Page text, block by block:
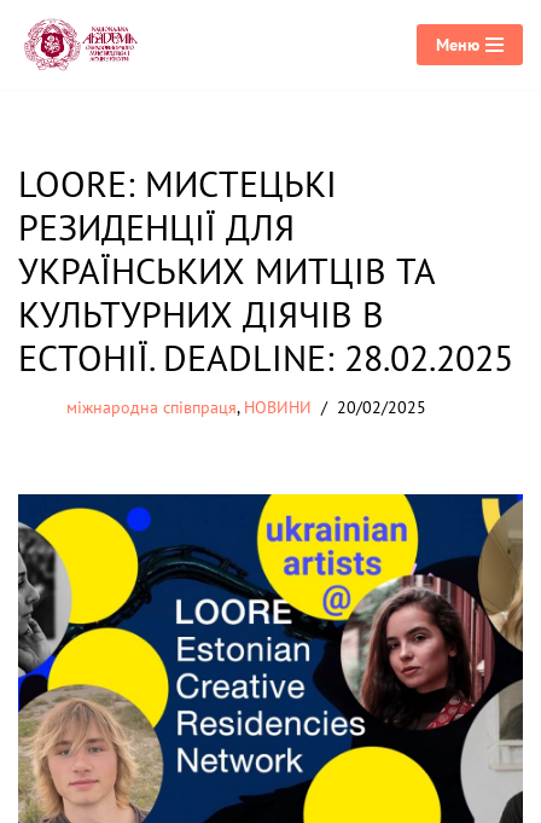
Перейти
Меню
LOORE: МИСТЕЦЬКІ
РЕЗИДЕНЦІЇ ДЛЯ
УКРАЇНСЬКИХ МИТЦІВ ТА
КУЛЬТУРНИХ ДІЯЧІВ В
ЕСТОНІЇ. DEADLINE: 28.02.2025
міжнародна співпраця, НОВИНИ 20/02/2025